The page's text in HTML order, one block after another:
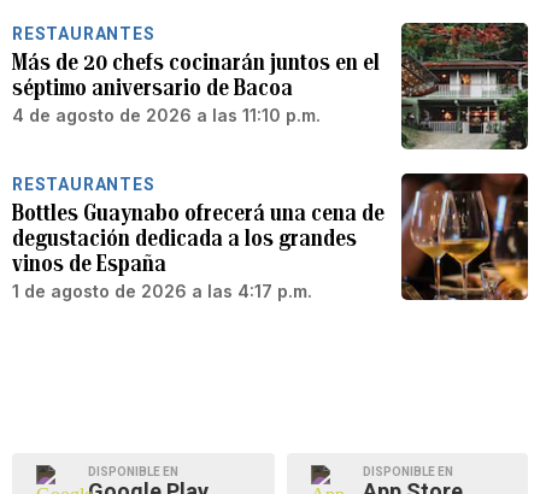
RESTAURANTES
Más de 20 chefs cocinarán juntos en el
séptimo aniversario de Bacoa
4 de agosto de 2026 a las 11:10 p.m.
RESTAURANTES
Bottles Guaynabo ofrecerá una cena de
degustación dedicada a los grandes
vinos de España
1 de agosto de 2026 a las 4:17 p.m.
DISPONIBLE EN DISPONIBLE EN